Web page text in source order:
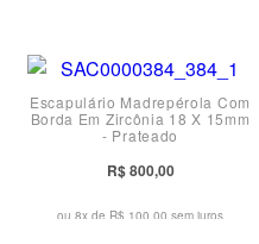
Escapulário Madrepérola Com
Borda Em Zircônia 18 X 15mm
- Prateado
R$ 800,00
ou 8x de R$ 100,00 sem juros